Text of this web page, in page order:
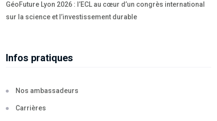
GéoFuture Lyon 2026 : l’ECL au cœur d’un congrès international
sur la science et l’investissement durable
Infos pratiques
Nos ambassadeurs
Carrières